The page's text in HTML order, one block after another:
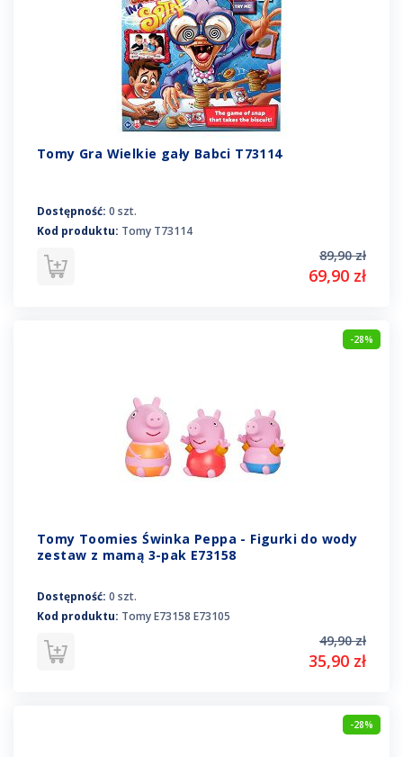
Tomy Gra Wielkie gały Babci T73114
Dostępność: 0 szt.
Kod produktu: Tomy T73114
89,90 zł
69,90 zł
-28%
Tomy Toomies Świnka Peppa - Figurki do wody
zestaw z mamą 3-pak E73158
Dostępność: 0 szt.
Kod produktu: Tomy E73158 E73105
49,90 zł
35,90 zł
-28%